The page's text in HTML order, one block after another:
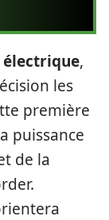
,
les
première
puissance
de la